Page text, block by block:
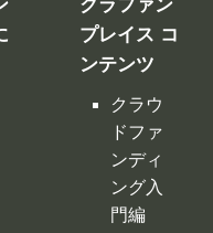
プレイス コ
ンテンツ
クラウ
ドファ